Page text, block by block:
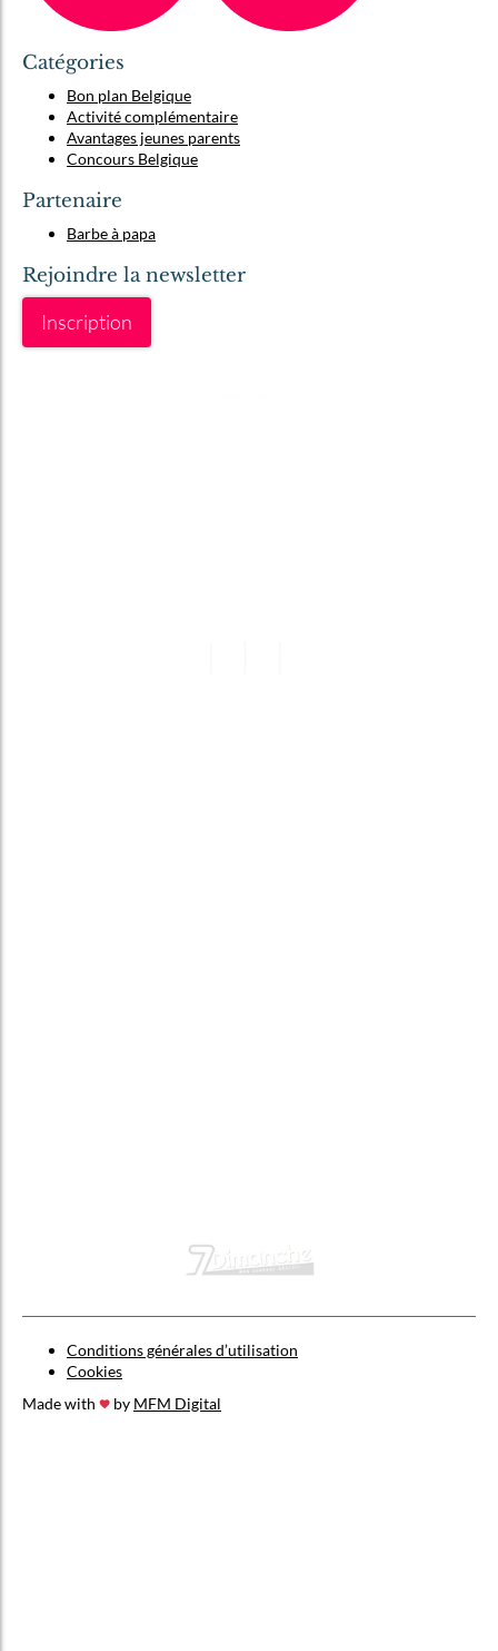
Catégories
Bon plan Belgique
Activité complémentaire
Avantages jeunes parents
Concours Belgique
Partenaire
Barbe à papa
Rejoindre la newsletter
Inscription
Conditions générales d’utilisation
Cookies
Made with
by MFM Digital